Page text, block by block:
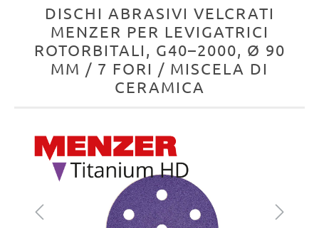
DISCHI ABRASIVI VELCRATI
MENZER PER LEVIGATRICI
ROTORBITALI, G40–2000, Ø 90
MM / 7 FORI / MISCELA DI
CERAMICA
Salta la galleria di immagini